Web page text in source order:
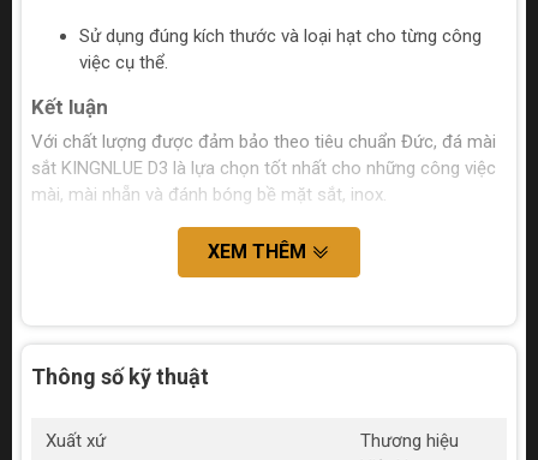
Sử dụng đúng kích thước và loại hạt cho từng công
việc cụ thể.
Kết luận
Với chất lượng được đảm bảo theo tiêu chuẩn Đức, đá mài
sắt KINGNLUE D3 là lựa chọn tốt nhất cho những công việc
mài, mài nhẵn và đánh bóng bề mặt sắt, inox.
XEM THÊM
Thông số kỹ thuật
Xuất xứ
Thương hiệu